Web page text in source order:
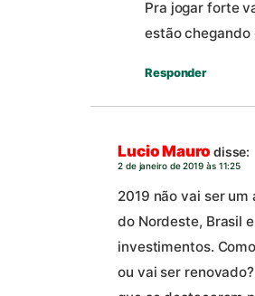
Pra jogar forte
estão chegando
Responder
Lucio Mauro disse:
2 de janeiro de 2019 às 11:25
2019 não vai ser
do Nordeste, Brasil
investimentos.
ou vai ser